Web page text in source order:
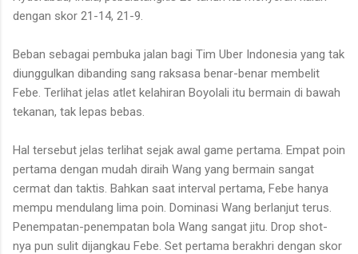
dengan skor 21-14, 21-9.
Beban sebagai pembuka jalan bagi Tim Uber Indonesia yang tak
diunggulkan dibanding sang raksasa benar-benar membelit
Febe. Terlihat jelas atlet kelahiran Boyolali itu bermain di bawah
tekanan, tak lepas bebas.
Hal tersebut jelas terlihat sejak awal game pertama. Empat poin
pertama dengan mudah diraih Wang yang bermain sangat
cermat dan taktis. Bahkan saat interval pertama, Febe hanya
mempu mendulang lima poin. Dominasi Wang berlanjut terus.
Penempatan-penempatan bola Wang sangat jitu. Drop shot-
nya pun sulit dijangkau Febe. Set pertama berakhri dengan skor